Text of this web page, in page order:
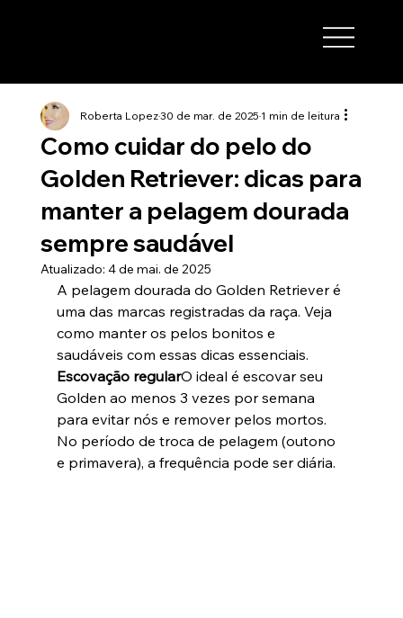
Como cuidar do pelo do
Golden Retriever: dicas para
manter a pelagem dourada
sempre saudável
Roberta Lopez30 de mar. de 20251 min de leitura
Atualizado: 4 de mai. de 2025
A pelagem dourada do Golden Retriever é
uma das marcas registradas da raça. Veja
como manter os pelos bonitos e
saudáveis com essas dicas essenciais.
Escovação regularO ideal é escovar seu
Golden ao menos 3 vezes por semana
para evitar nós e remover pelos mortos.
No período de troca de pelagem (outono
e primavera), a frequência pode ser diária.